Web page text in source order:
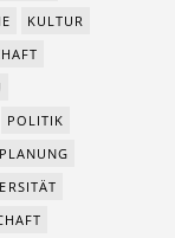
KULTUR
POLITIK